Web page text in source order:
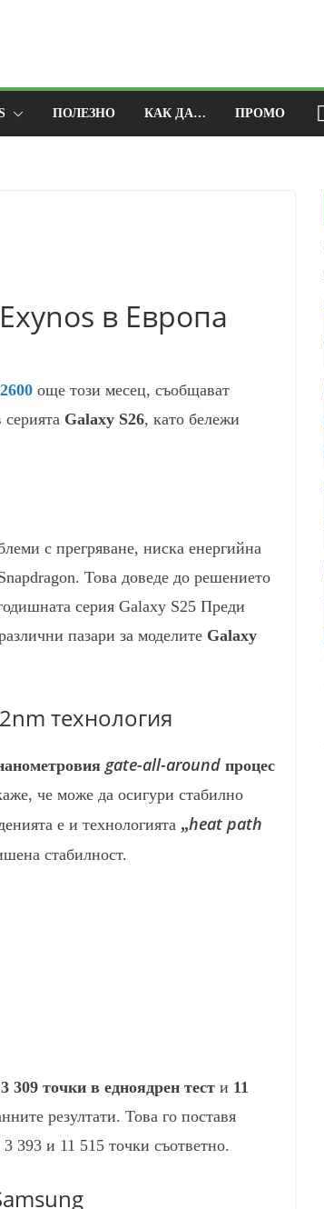
ПОЛЕЗНО КАК ДА… ПРОМО
в Европа
още този месец, съобщават
Galaxy S26, като бележи
с прегряване, ниска енергийна
Това доведе до решението
серия Galaxy S25 Преди
пазари за моделите Galaxy
технология
gate-all-around процес
че може да осигури стабилно
е и технологията „heat path
стабилност.
3 309 точки в едноядрен тест и 11
резултати. Това го поставя
393 и 11 515 точки съответно.